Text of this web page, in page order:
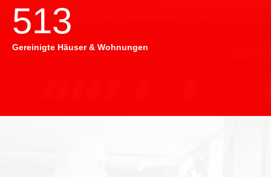
514
Gereinigte Häuser & Wohnungen